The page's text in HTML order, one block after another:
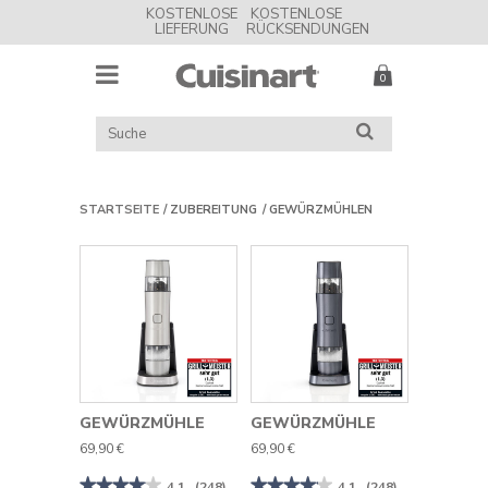
KOSTENLOSE
LIEFERUNG
KOSTENLOSE
RÜCKSENDUNGEN
MENU
UK
KATALOG
DURCHSUCHEN
SUCHE
STARTSEITE ZUBEREITUNG GEWÜRZMÜHLEN
GEWÜRZMÜHLE
69,90 €
★★★★★
★★★★★
GEWÜRZMÜHLE
69,90 €
★★★★★
★★★★★